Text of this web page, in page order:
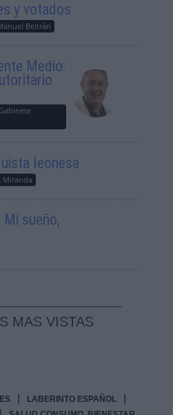
y votados
Beltrán
Medio:
leonesa
Miranda
sueño,
MAS VISTAS
LABERINTO ESPAÑOL